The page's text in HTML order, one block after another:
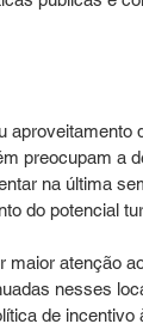
preocupam a
na última
do potencial
atenção
nesses
de